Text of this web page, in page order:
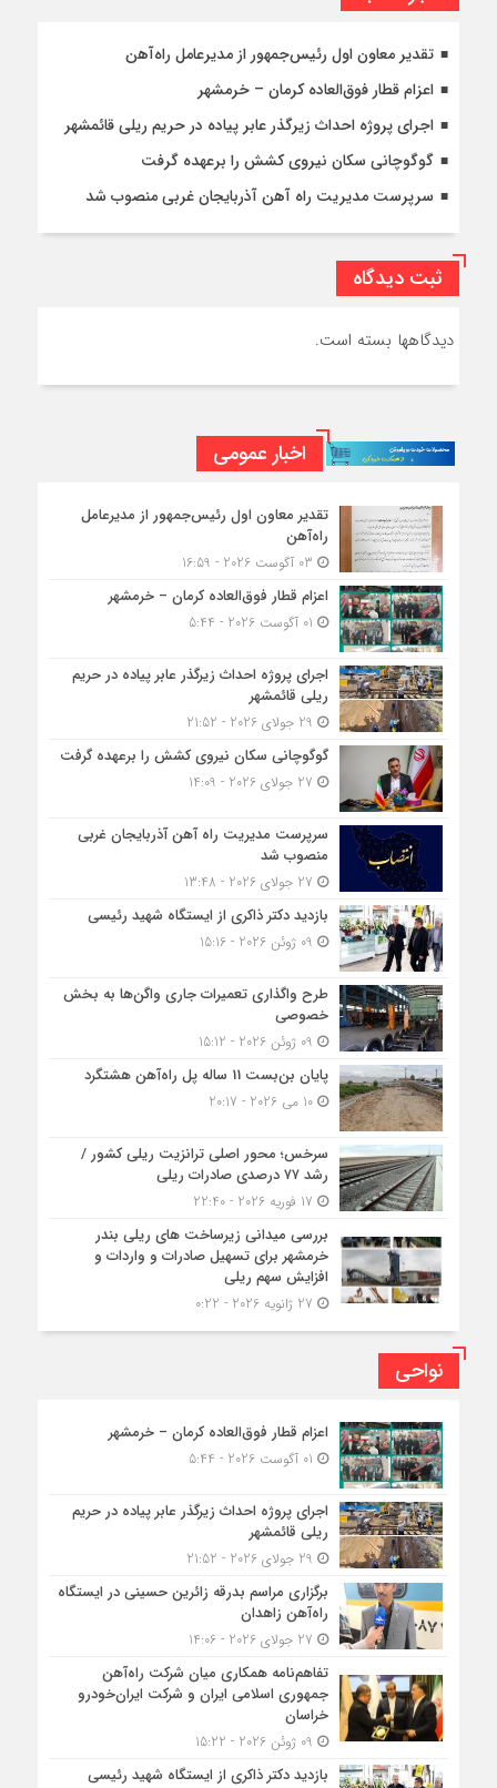
تقدیر معاون اول رئیس‌جمهور از مدیرعامل راه‌آهن
اعزام قطار فوق‌العاده کرمان – خرمشهر
اجرای پروژه احداث زیرگذر عابر پیاده در حریم ریلی قائمشهر
گوگوچانی سکان نیروی کشش را برعهده گرفت
سرپرست مدیریت راه آهن آذربایجان غربی منصوب شد
ثبت دیدگاه
دیدگاهها بسته است.
اخبار عمومی
تقدیر معاون اول رئیس‌جمهور از مدیرعامل
راه‌آهن
اعزام قطار فوق‌العاده کرمان – خرمشهر
اجرای پروژه احداث زیرگذر عابر پیاده در حریم
ریلی قائمشهر
گوگوچانی سکان نیروی کشش را برعهده گرفت
سرپرست مدیریت راه آهن آذربایجان غربی
منصوب شد
بازدید دکتر ذاکری از ایستگاه شهید رئیسی
طرح واگذاری تعمیرات جاری واگن‌ها به بخش
خصوصی
پایان بن‌بست 11 ساله پل راه‌آهن هشتگرد
10 می 2026 - 20:17
سرخس؛ محور اصلی ترانزیت ریلی کشور /
رشد ۷۷ درصدی صادرات ریلی
بررسی میدانی زیرساخت های ریلی بندر
خرمشهر برای تسهیل صادرات و واردات و
افزایش سهم ریلی
نواحی
اعزام قطار فوق‌العاده کرمان – خرمشهر
اجرای پروژه احداث زیرگذر عابر پیاده در حریم
ریلی قائمشهر
برگزاری مراسم بدرقه زائرین حسینی در ایستگاه
راه‌آهن زاهدان
تفاهم‌نامه همکاری میان شرکت راه‌آهن
جمهوری اسلامی ایران و شرکت ایران‌خودرو
خراسان
بازدید دکتر ذاکری از ایستگاه شهید رئیسی